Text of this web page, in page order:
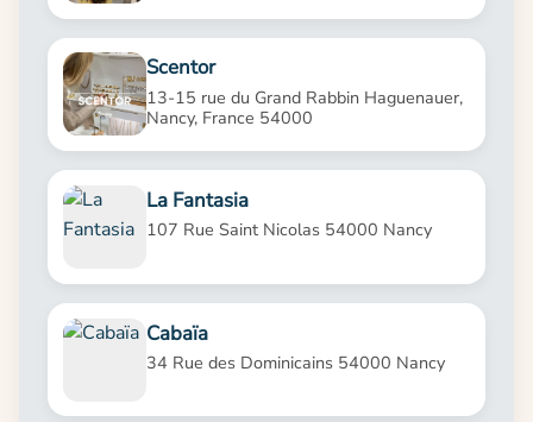
Scentor
13-15 rue du Grand Rabbin Haguenauer,
Nancy, France 54000
La Fantasia
107 Rue Saint Nicolas 54000 Nancy
Cabaïa
34 Rue des Dominicains 54000 Nancy